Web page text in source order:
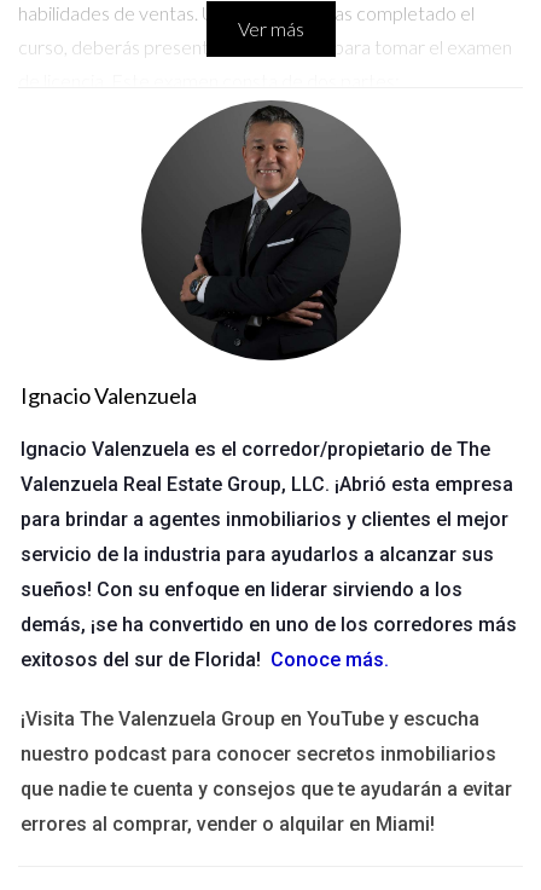
habilidades de ventas. Una vez que hayas completado el
curso, deberás presentar una solicitud para tomar el examen
conocimientos generales sobre bienes raíces y leyes
específicas del estado. Es importante prepararte bien, ya que
la tasa de aprobación puede ser un desafío para muchos
aspirantes. Después de aprobar el examen, tendrás que
someterte a una verificación de antecedentes penales. Una
vez que todo esté en orden, ¡estarás listo para comenzar tu
está lleno de historias inspiradoras. Aquí te presentamos tres
casos que destacan cómo diferentes personas han logrado
superar obstáculos y alcanzar sus sueños.
1. La Historia de Laura: De Maestra a Agente
Inmobiliaria
pasión por el diseño y la decoración, y se dio cuenta de que
quería ayudar a las personas a encontrar su hogar ideal.
Después de completar su curso de pre-licencia, comenzó a
trabajar con una agencia local. Laura enfrentó desafíos al
Ver más
Ignacio Valenzuela
Ignacio Valenzuela es el corredor/propietario de The
Valenzuela Real Estate Group, LLC. ¡Abrió esta empresa
para brindar a agentes inmobiliarios y clientes el mejor
servicio de la industria para ayudarlos a alcanzar sus
sueños! Con su enfoque en liderar sirviendo a los
demás, ¡se ha convertido en uno de los corredores más
exitosos del sur de Florida! Conoce más.
¡Visita The Valenzuela Group en YouTube y escucha
nuestro podcast para conocer secretos inmobiliarios
que nadie te cuenta y consejos que te ayudarán a evitar
errores al comprar, vender o alquilar en Miami!